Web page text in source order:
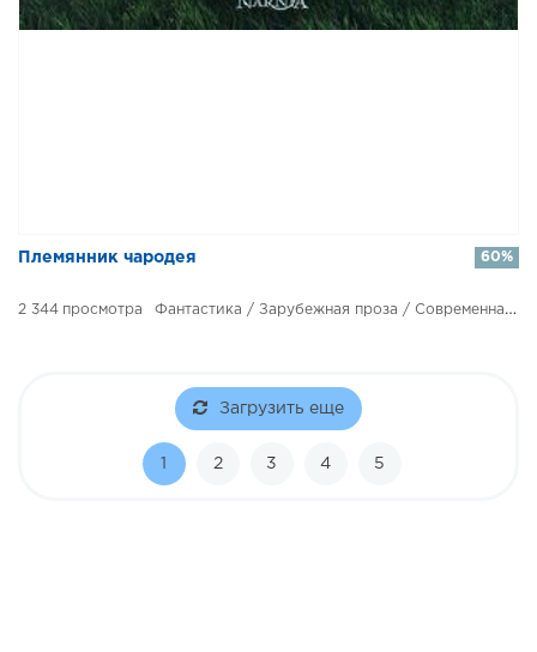
​​Племянник чародея
2 344 Фантастика / Зарубежная проза / Современная литература
60%
Загрузить еще
1 2 3 4 5